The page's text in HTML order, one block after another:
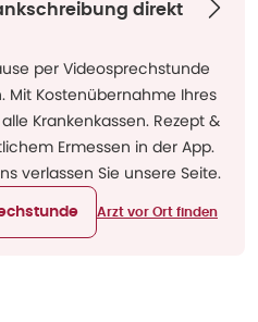
direkt
per Videosprechstunde
Mit Kostenübernahme Ihres
Krankenkassen. Rezept &
Ermessen in der App.
verlassen Sie unsere Seite.
Arzt vor Ort finden